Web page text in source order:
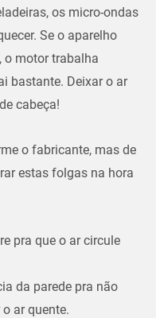
os micro-ondas
Se o aparelho
o motor trabalha
bastante. Deixar o ar
cabeça!
o fabricante, mas de
estas folgas na hora
pra que o ar circule
da parede pra não
ar quente.